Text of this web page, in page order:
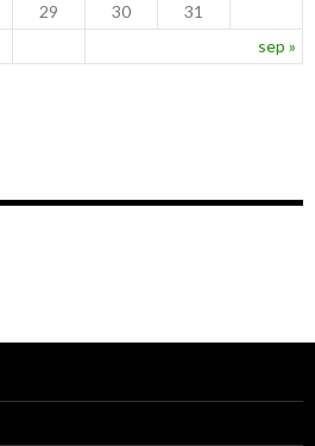
sep »
29 30 31